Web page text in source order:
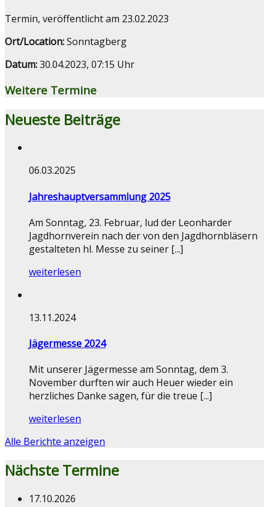
Termin, veröffentlicht am 23.02.2023
Ort/Location:Sonntagberg
Datum:30.04.2023, 07:15 Uhr
Weitere Termine
Neueste Beiträge
06.03.2025
Jahreshauptversammlung 2025
Am Sonntag, 23. Februar, lud der Leonharder
Jagdhornverein nach der von den Jagdhornbläsern
gestalteten hl. Messe zu seiner [...]
weiterlesen
13.11.2024
Jägermesse 2024
Mit unserer Jägermesse am Sonntag, dem 3.
November durften wir auch Heuer wieder ein
herzliches Danke sagen, für die treue [...]
weiterlesen
Alle Berichte anzeigen
Nächste Termine
17.10.2026